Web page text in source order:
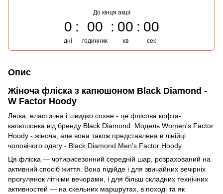
До кінця акції
0
дні
00
годинник
00
хв
00
сек
Опис
Жіноча фліска з капюшоном Black Diamond -
W Factor Hoody
Легка, еластична і швидко сохне - це флісова кофта-
капюшонка від бренду Black Diamond. Модель Women's Factor
Hoody - жіноча, але вона також представлена ​​в лінійці
чоловічого одягу - Black Diamond Men's Factor Hoody.
Ця фліска — чотирисезонний середній шар, розрахований на
активний спосіб життя. Вона підійде і для звичайних вечірніх
прогулянок літніми вечорами, і для більш складних технічних
активностей — на скельних маршрутах, в поході та як